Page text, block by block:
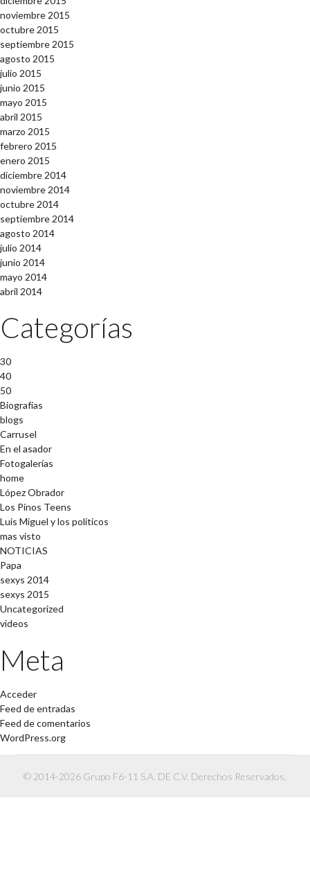
noviembre 2015
octubre 2015
septiembre 2015
agosto 2015
julio 2015
junio 2015
mayo 2015
abril 2015
marzo 2015
febrero 2015
enero 2015
diciembre 2014
noviembre 2014
octubre 2014
septiembre 2014
agosto 2014
julio 2014
junio 2014
mayo 2014
abril 2014
Categorías
30
40
50
Biografías
blogs
Carrusel
En el asador
Fotogalerías
home
López Obrador
Los Pinos Teens
Luis Miguel y los políticos
mas visto
NOTICIAS
Papa
sexys 2014
sexys 2015
Uncategorized
videos
Meta
Acceder
Feed de entradas
Feed de comentarios
WordPress.org
© 2014-2026 Grupo F6-11 S.A. DE C.V. Derechos Reservados.